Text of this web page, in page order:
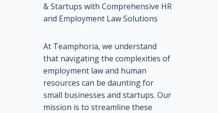
& Startups with Comprehensive HR
and Employment Law Solutions
At Teamphoria, we understand
that navigating the complexities of
employment law and human
resources can be daunting for
small businesses and startups. Our
mission is to streamline these